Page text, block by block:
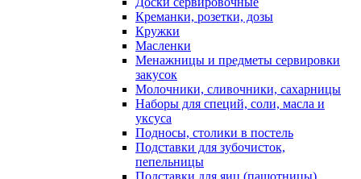
Креманки, розетки, дозы
Кружки
Масленки
Менажницы и предметы сервировки
закусок
Молочники, сливочники, сахарницы
Наборы для специй, соли, масла и
уксуса
Подносы, столики в постель
Подставки для зубочисток,
пепельницы
Подставки для яиц (пашотницы)